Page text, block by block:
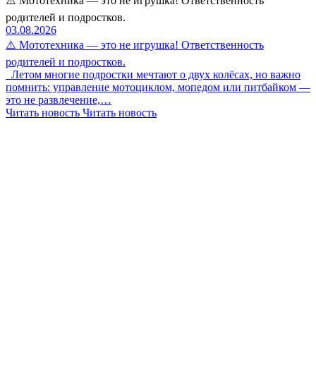
родителей и подростков.
03.08.2026
⚠️ Мототехника — это не игрушка! Ответственность
родителей и подростков.
Летом многие подростки мечтают о двух колёсах, но важно
помнить: управление мотоциклом, мопедом или питбайком —
это не развлечение,…
Читать новость Читать новость